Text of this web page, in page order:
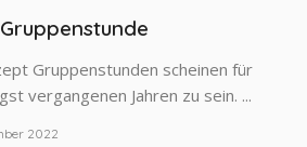
Gruppenstunden scheinen für
vergangenen Jahren zu sein. ...
2022